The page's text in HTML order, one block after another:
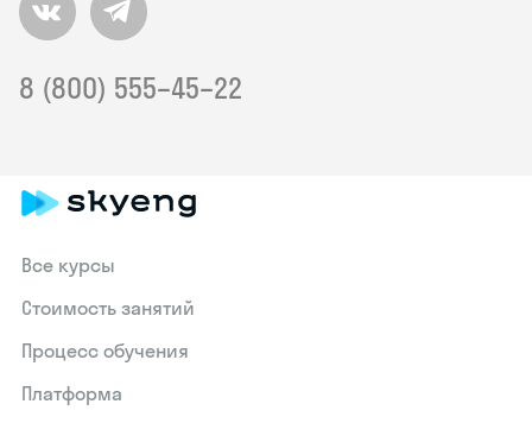
8 (800) 555–45–22
Все курсы
Стоимость занятий
Процесс обучения
Платформа